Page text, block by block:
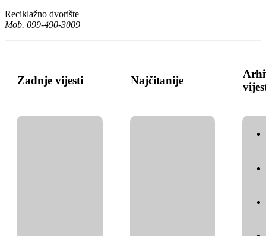
Reciklažno dvorište
Mob. 099-490-3009
Zadnje vijesti Najčitanije